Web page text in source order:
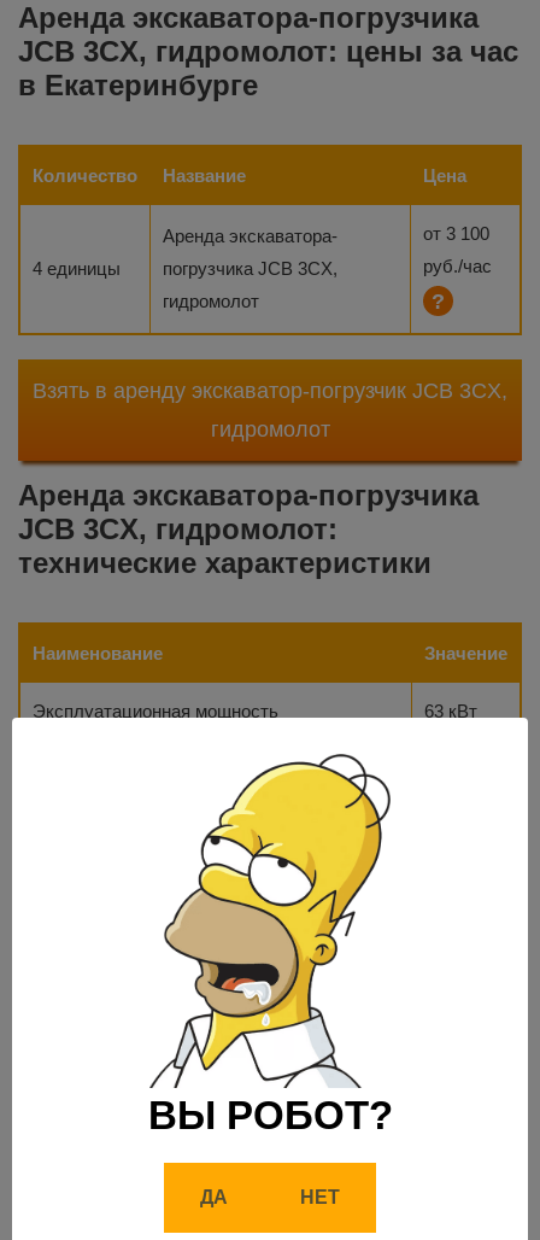
Аренда экскаватора-погрузчика
JCB 3CX, гидромолот: цены за час
в Екатеринбурге
Количество Название Цена
4 единицы
Аренда экскаватора-
погрузчика JCB 3CX,
гидромолот
от 3 100
руб./час
?
Взять в аренду экскаватор-погрузчик JCB 3CX,
гидромолот
Аренда экскаватора-погрузчика
JCB 3CX, гидромолот:
технические характеристики
Наименование Значение
Эксплуатационная мощность 63 кВт
Максимальный объем ковша для копания
Ширина ковша для копания
Максимальная глубина копания
Максимальный объем ковша для погрузки
Ширина ковша для погрузки
ВЫ РОБОТ?
ДА НЕТ